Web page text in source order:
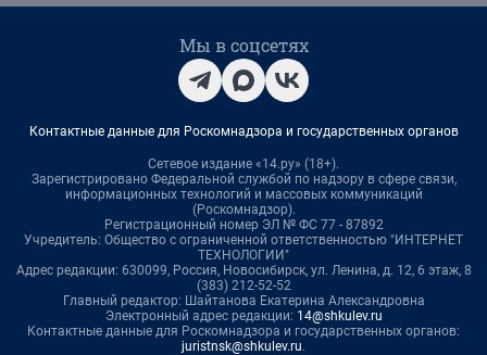
Мы в соцсетях
Контактные данные для Роскомнадзора и государственных органов
Сетевое издание «14.ру» (18+).
Зарегистрировано Федеральной службой по надзору в сфере связи,
информационных технологий и массовых коммуникаций
(Роскомнадзор).
Регистрационный номер ЭЛ № ФС 77 - 87892
Учредитель: Общество с ограниченной ответственностью "ИНТЕРНЕТ
ТЕХНОЛОГИИ"
Адрес редакции: 630099, Россия, Новосибирск, ул. Ленина, д. 12, 6 этаж, 8
(383) 212-52-52
Главный редактор: Шайтанова Екатерина Александровна
Электронный адрес редакции: 14@shkulev.ru
Контактные данные для Роскомнадзора и государственных органов:
juristnsk@shkulev.ru.